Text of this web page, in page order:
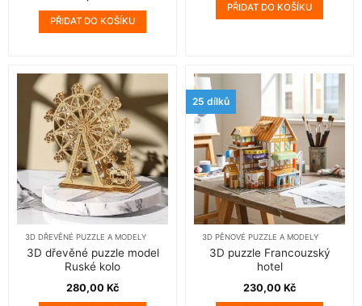
PŘIDAT DO KOŠÍKU
PŘIDAT DO KOŠÍKU
3D DŘEVĚNÉ PUZZLE A MODELY
3D dřevěné puzzle model
Ruské kolo
280,00 Kč
25 dílků
3D PĚNOVÉ PUZZLE A MODELY
3D puzzle Francouzský
hotel
230,00 Kč